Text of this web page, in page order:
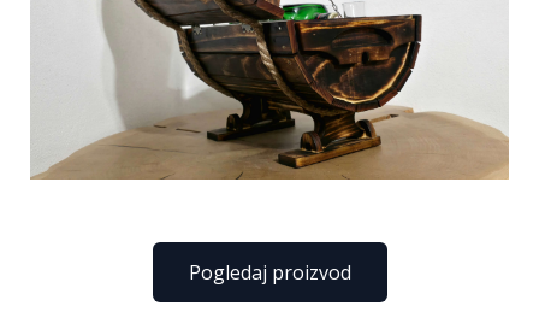
Pogledaj proizvod